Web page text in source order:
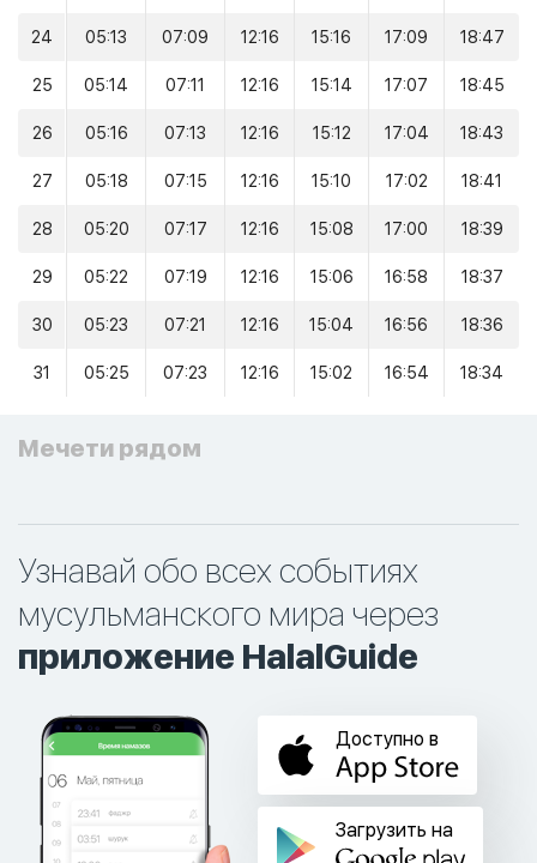
24 05:13 07:09 12:16 15:16 17:09 18:47
25 05:14 07:11 12:16 15:14 17:07 18:45
26 05:16 07:13 12:16 15:12 17:04 18:43
27 05:18 07:15 12:16 15:10 17:02 18:41
28 05:20 07:17 12:16 15:08 17:00 18:39
29 05:22 07:19 12:16 15:06 16:58 18:37
30 05:23 07:21 12:16 15:04 16:56 18:36
31 05:25 07:23 12:16 15:02 16:54 18:34
Мечети рядом
Узнавай обо всех событиях
мусульманского мира через
приложение HalalGuide
Доступно в
Загрузить на